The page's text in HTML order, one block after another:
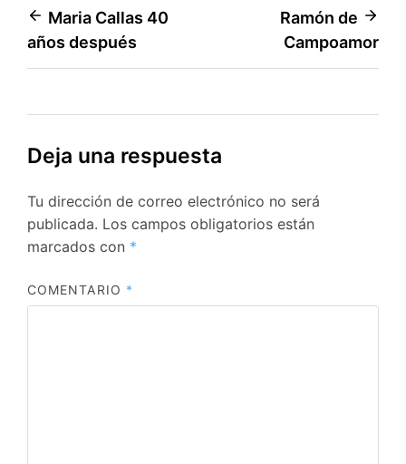
Navegación
de
Maria Callas 40
años después
Ramón de
Campoamor
Deja una respuesta
Tu dirección de correo electrónico no será
publicada. Los campos obligatorios están
marcados con *
COMENTARIO *